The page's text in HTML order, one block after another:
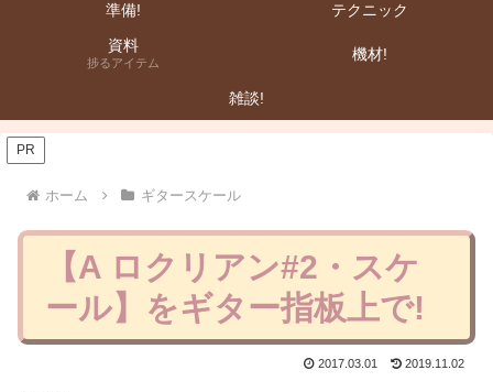
準備!
テクニック
資料
捗るアイテム 機材!
雑談!
PR
ホーム ギタースケール
【A ロクリアン#2・スケ
ール】をギター指板上で!
2017.03.01 2019.11.02